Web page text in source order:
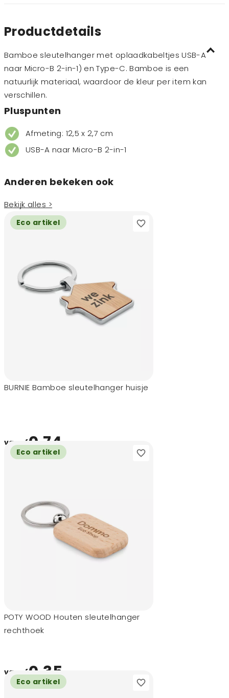
Productdetails
Bamboe sleutelhanger met oplaadkabeltjes USB-A
naar Micro-B 2-in-1) en Type-C. Bamboe is een
natuurlijk materiaal, waardoor de kleur per item kan
verschillen.
Pluspunten
Afmeting: 12,5 x 2,7 cm
USB-A naar Micro-B 2-in-1
Anderen bekeken ook
Bekijk alles >
Eco artikel
BURNIE Bamboe sleutelhanger huisje
vanaf0,74
Eco artikel
POTY WOOD Houten sleutelhanger
rechthoek
vanaf0,35
Eco artikel